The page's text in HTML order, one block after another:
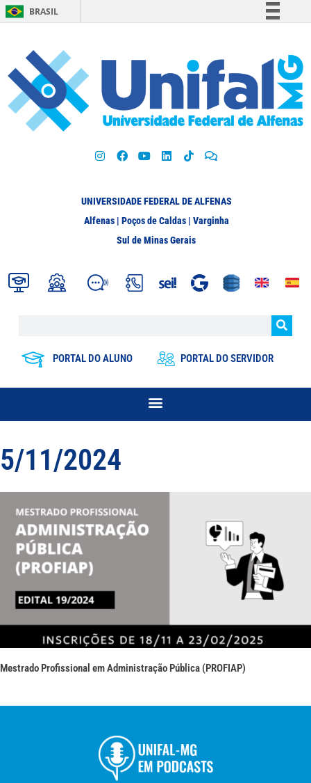
BRASIL
Participe
Acesso à informação
Legislação
UNIVERSIDADE FEDERAL DE ALFENAS
Alfenas | Poços de Caldas | Varginha
Sul de Minas Gerais
PORTAL DO ALUNO PORTAL DO SERVIDOR
5/11/2024
Mestrado Profissional em Administração Pública (PROFIAP)